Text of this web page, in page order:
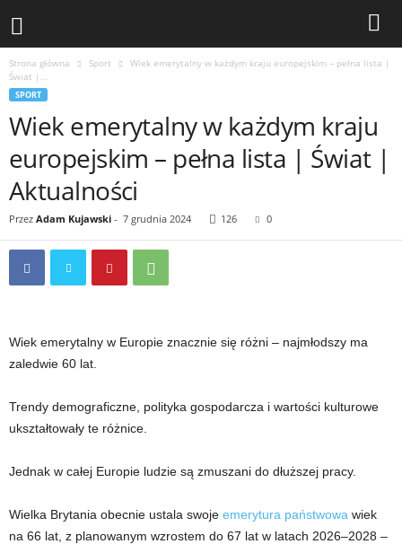
Strona główna Sport
Wiek emerytalny w każdym kraju europejskim – pełna lista |
Świat |...
SPORT
Wiek emerytalny w każdym kraju
europejskim – pełna lista | Świat |
Aktualności
Przez Adam Kujawski - 7 grudnia 2024 126 0
Wiek emerytalny w Europie znacznie się różni – najmłodszy ma
zaledwie 60 lat.
Trendy demograficzne, polityka gospodarcza i wartości kulturowe
ukształtowały te różnice.
Jednak w całej Europie ludzie są zmuszani do dłuższej pracy.
Wielka Brytania obecnie ustala swoje emerytura państwowa wiek
na 66 lat, z planowanym wzrostem do 67 lat w latach 2026–2028 –